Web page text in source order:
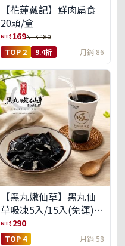
【花蓮戴記】鮮肉扁食
20顆/盒
NT$ 169NT$ 180
TOP 2 9.4折 月銷 86
【黑丸嫩仙草】黑丸仙
草吸凍5入/15入(免運)
(預購中8/14出貨)
NT$ 290
TOP 4 月銷 58